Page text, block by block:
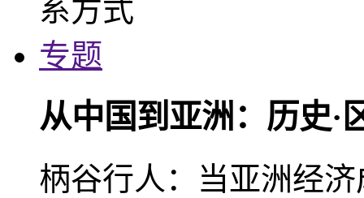
专题
从中国到亚洲：历史·
柄谷行人：当亚洲经